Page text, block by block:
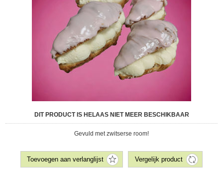
DIT PRODUCT IS HELAAS NIET MEER BESCHIKBAAR
Gevuld met zwitserse room!